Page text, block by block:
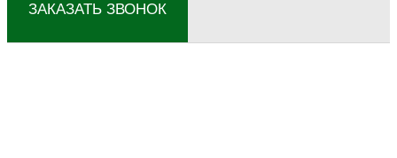
ЗАКАЗАТЬ ЗВОНОК